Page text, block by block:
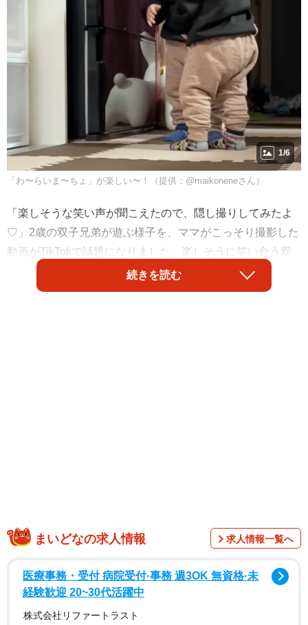
1/6
「わ〜らいま〜ちょ」が楽しい〜！（提供：@maikoneneさん）
「楽しそうな笑い声が聞こえたので、隠し撮りしてみたよ
♡」2歳の双子兄弟が遊ぶ様子を、ママがこっそり撮影した
動画がTikTokで話題になりました。楽しそうに笑い合う双
子くんたちの様子に、「にやけながら見てしまいました」
「幸せのお裾分け、ありがとう♡」と反響が寄せられてい
ママがリビングで一息ついていると、キッチンの方から
と、ふたりは冷蔵庫の前に向かい合って立ち、楽しそうに
遊んでいます。
続きを読む
まいどなの求人情報 求人情報一覧へ
医療事務・受付 病院受付·事務 週3OK 無資格·未
経験歓迎 20~30代活躍中
株式会社リファートラスト